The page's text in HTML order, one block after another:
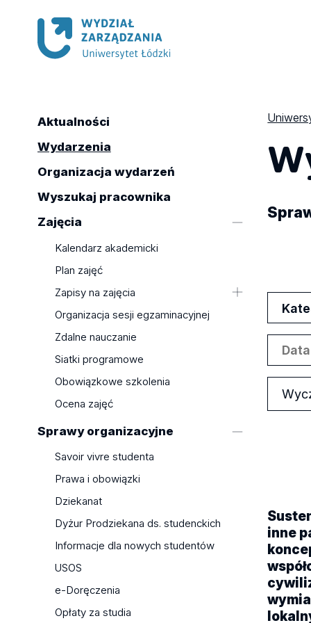
Aktualności
Wydarzenia
Organizacja wydarzeń
Wyszukaj pracownika
Zajęcia
Kalendarz akademicki
Plan zajęć
Zapisy na zajęcia
Biegły rewident i audyt finansowy
Business Management - studia I
Cyfryzacja i zarządzanie danymi w
biznesie - studia I stopnia
Digital Communication and Social
stopnia
Finanse i inwestycje - studia I
Logistyka - studia I stopnia
Management and Finance - studia I
stopnia
Marketing - studia I stopnia
Rachunkowość w biznesie - studia I
stopnia
Organizacja sesji egzaminacyjnej
Zdalne nauczanie
Siatki programowe
Obowiązkowe szkolenia
Ocena zajęć
Sprawy organizacyjne
Savoir vivre studenta
Prawa i obowiązki
Dziekanat
Dyżur Prodziekana ds. studenckich
Informacje dla nowych studentów
USOS
e-Doręczenia
Opłaty za studia
inne